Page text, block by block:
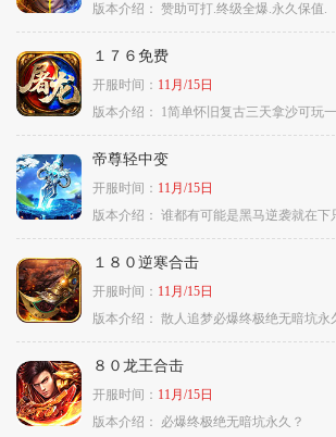
版本介绍： 赞助可打.终级全爆.永久保值.
１７６免费
开服时间： 11月/15日
版本介绍：
1简单怀旧复古三天拿沙可玩
帝尊轻中变
开服时间： 11月/15日
版本介绍： 谁都有可能是黑马逆袭就在下
１８０逆寒合击
开服时间： 11月/15日
版本介绍： 散人追梦必爆终极绝无暗坑永
８０龙王合击
开服时间： 11月/15日
版本介绍：
必爆终极绝无暗坑永久？